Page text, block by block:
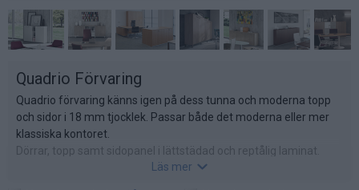
Quadrio Förvaring
Quadrio förvaring känns igen på dess tunna och moderna topp
och sidor i 18 mm tjocklek. Passar både det moderna eller mer
klassiska kontoret.
Dörrar, topp samt sidopanel i lättstädad och reptålig laminat.
Finns i följande färger: Eukalyptus, alm, valnöt, ek, vit alm, vit,
Läs mer